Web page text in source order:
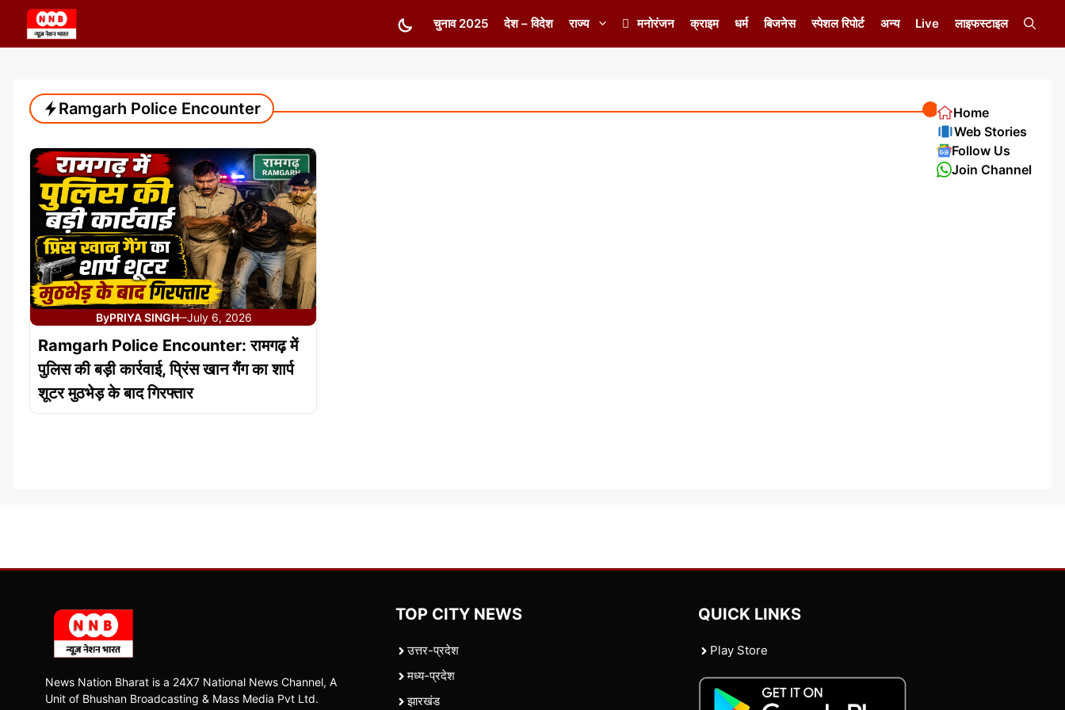
content
चुनाव 2025 देश – विदेश राज्य मनोरंजन क्राइम धर्म बिजनेस स्पेशल रिपोर्ट अन्य Live लाइफस्टाइल
Ramgarh Police Encounter
ByPRIYA SINGH—July 6, 2026
Ramgarh Police Encounter: रामगढ़ में
पुलिस की बड़ी कार्रवाई, प्रिंस खान गैंग का शार्प
शूटर मुठभेड़ के बाद गिरफ्तार
Home
Web Stories
Follow Us
Join Channel
News Nation Bharat is a 24X7 National News Channel, A
Unit of Bhushan Broadcasting & Mass Media Pvt Ltd.
TOP CITY NEWS
उत्तर-प्रदेश
मध्य-प्रदेश
झारखंड
QUICK LINKS
Play Store